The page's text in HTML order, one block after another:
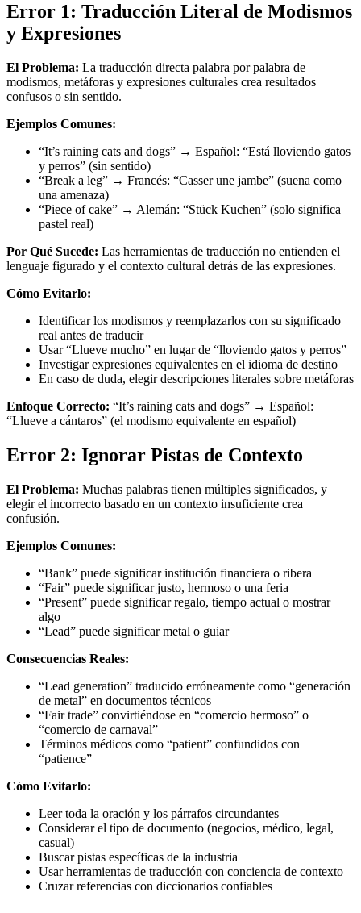
Error 1: Traducción Literal de Modismos
y Expresiones
El Problema: La traducción directa palabra por palabra de
modismos, metáforas y expresiones culturales crea resultados
confusos o sin sentido.
Ejemplos Comunes:
“It’s raining cats and dogs” → Español: “Está lloviendo gatos
y perros” (sin sentido)
“Break a leg” → Francés: “Casser une jambe” (suena como
una amenaza)
“Piece of cake” → Alemán: “Stück Kuchen” (solo significa
pastel real)
Por Qué Sucede: Las herramientas de traducción no entienden el
lenguaje figurado y el contexto cultural detrás de las expresiones.
Cómo Evitarlo:
Identificar los modismos y reemplazarlos con su significado
real antes de traducir
Usar “Llueve mucho” en lugar de “lloviendo gatos y perros”
Investigar expresiones equivalentes en el idioma de destino
En caso de duda, elegir descripciones literales sobre metáforas
Enfoque Correcto: “It’s raining cats and dogs” → Español:
“Llueve a cántaros” (el modismo equivalente en español)
Error 2: Ignorar Pistas de Contexto
El Problema: Muchas palabras tienen múltiples significados, y
elegir el incorrecto basado en un contexto insuficiente crea
confusión.
Ejemplos Comunes:
“Bank” puede significar institución financiera o ribera
“Fair” puede significar justo, hermoso o una feria
“Present” puede significar regalo, tiempo actual o mostrar
algo
“Lead” puede significar metal o guiar
Consecuencias Reales:
“Lead generation” traducido erróneamente como “generación
de metal” en documentos técnicos
“Fair trade” convirtiéndose en “comercio hermoso” o
“comercio de carnaval”
Términos médicos como “patient” confundidos con
“patience”
Cómo Evitarlo:
Leer toda la oración y los párrafos circundantes
Considerar el tipo de documento (negocios, médico, legal,
casual)
Buscar pistas específicas de la industria
Usar herramientas de traducción con conciencia de contexto
Cruzar referencias con diccionarios confiables